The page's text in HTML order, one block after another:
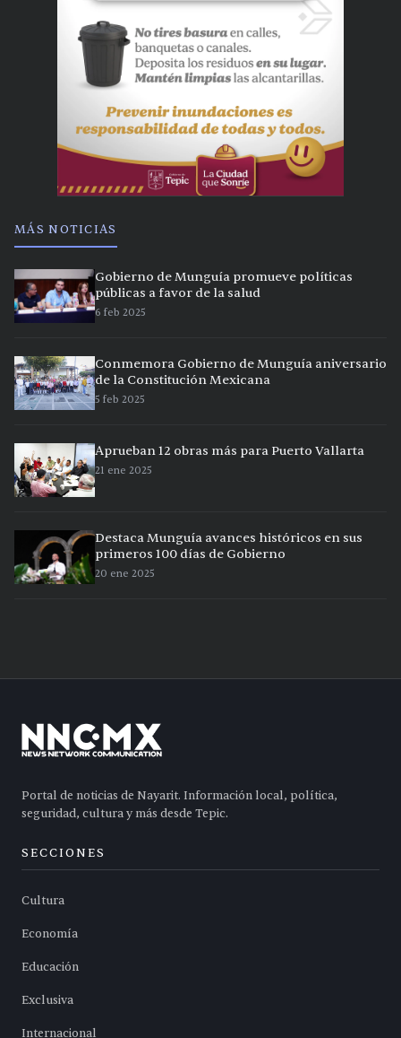
MÁS NOTICIAS
Gobierno de Munguía promueve políticas
públicas a favor de la salud
6 feb 2025
Conmemora Gobierno de Munguía aniversario
de la Constitución Mexicana
5 feb 2025
Aprueban 12 obras más para Puerto Vallarta
21 ene 2025
Destaca Munguía avances históricos en sus
primeros 100 días de Gobierno
20 ene 2025
Portal de noticias de Nayarit. Información local, política,
seguridad, cultura y más desde Tepic.
SECCIONES
Cultura
Economía
Educación
Exclusiva
Internacional